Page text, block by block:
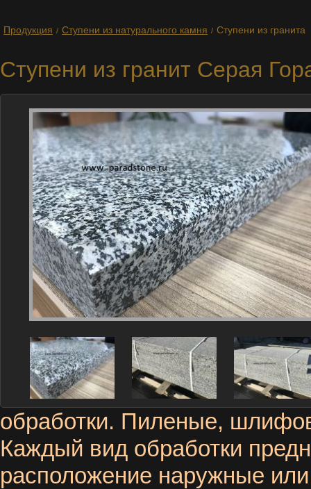
Продукция / Ступени из натурального камня / Ступени из гранита
Ступени из гранит Серая
обработки. Пиленые,
Каждый вид обработки
расположение наружные